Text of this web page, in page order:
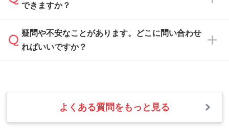
などを、印刷に適したベクターデータに変換し
・フルカラーデータを1色に変換してほしい
・1色印刷でグラデーションや濃淡を表現した
い
す。
本体色がナチュラルなど淡色の場合、印刷をく
っきりと目立たせたいときは濃い印刷色が、柔
らかい雰囲気にしたいときは淡い印刷色が映え
また、お選びいただいた印刷色が本体色に合わ
ない場合や仕上がりに影響しそうな場合は、ス
タッフから別の色をご案内することもございま
休みとなります。注文・見積・お問い合わせ
速やかに対応いたします。
できますか？
お手数をお掛けいたしますが、至急担当スタッ
フまでご連絡ください。商品の状況を確認し、
・お届け時に商品が損傷・故障している場合
・ご注文と異なる商品が届いた場合
・印刷不良があった場合
疑問や不安なことがあります。どこに問い合わせ
ればいいですか？
業日以内に担当スタッフよりメールにてご連絡
いたします。
お急ぎの場合はお電話でのご質問も受け付けて
よくある質問をもっと見る